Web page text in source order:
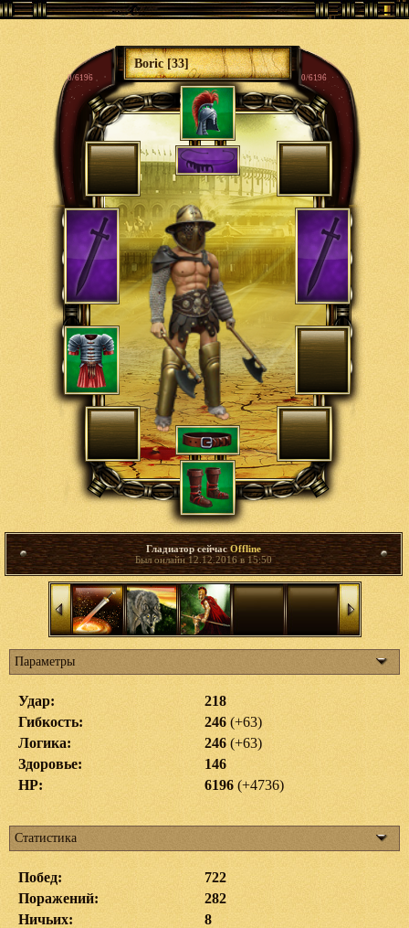
Boric [33]
0/6196 0/6196
Гладиатор сейчасOffline
Был онлайн 12.12.2016 в 15:50
Параметры
Удар:
218
Гибкость:
246 (+63)
Логика:
246 (+63)
Здоровье:
146
HP:
6196 (+4736)
Статистика
Побед:
722
Поражений:
282
Ничьих:
8